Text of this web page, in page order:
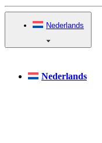
Nederlands
Nederlands